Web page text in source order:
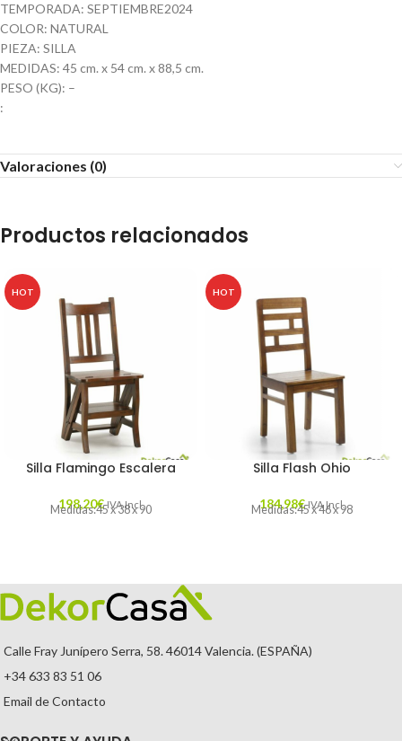
TEMPORADA: SEPTIEMBRE2024
COLOR: NATURAL
PIEZA: SILLA
MEDIDAS: 45 cm. x 54 cm. x 88,5 cm.
PESO (KG): –
:
Valoraciones (0)
Productos relacionados
HOT
Silla Flamingo Escalera
198,20€ IVA Incl.
Medidas:45 x 38 x 90
HOT
Silla Flash Ohio
184,98€ IVA Incl.
Medidas:45 x 46 x 98
Calle Fray Junípero Serra, 58. 46014 Valencia. (ESPAÑA)
+34 633 83 51 06
Email de Contacto